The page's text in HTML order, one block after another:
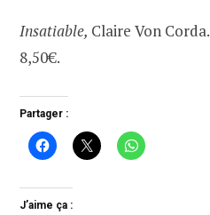
Insatiable, Claire Von Corda.
8,50€.
Partager :
J’aime ça :